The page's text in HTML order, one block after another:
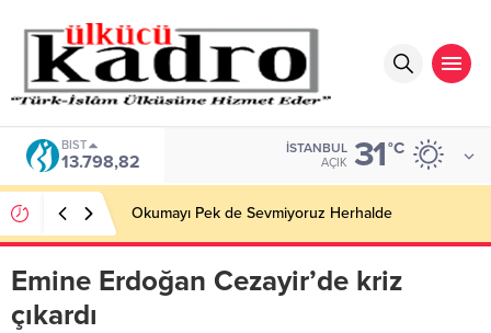
BIST
13.798,82
İSTANBUL
AÇIK 31°C
Okumayı Pek de Sevmiyoruz Herhalde
Emine Erdoğan Cezayir’de kriz
çıkardı